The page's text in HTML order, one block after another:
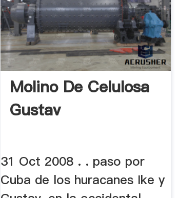
Molino De Celulosa
Gustav
31 Oct 2008 . . paso por
Cuba de los huracanes Ike y